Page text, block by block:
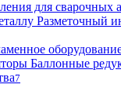
Разметочный
Баллонные
7